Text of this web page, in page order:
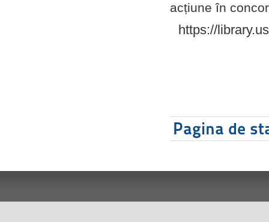
acțiune în
https://
Pagina de